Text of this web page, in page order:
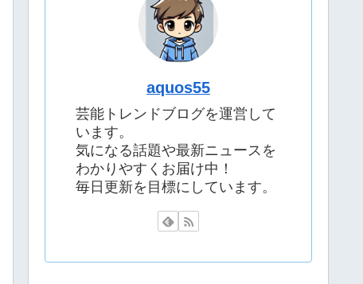
aquos55
芸能トレンドブログを運営して
います。
気になる話題や最新ニュースを
わかりやすくお届け中！
毎日更新を目標にしています。